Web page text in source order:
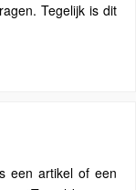
Tegelijk is dit
een artikel of een